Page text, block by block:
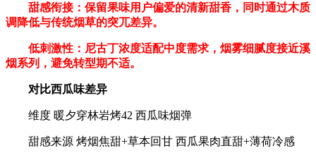
甜感衔接‌：保留果味用户偏爱的清新甜香，同时通过木质
调降低与传统烟草的突兀差异。
低刺激性‌：尼古丁浓度适配中度需求，烟雾细腻度接近溪
烟系列，避免转型期不适。
对比西瓜味差异‌
维度‌ ‌暖夕穿林岩烤42‌ ‌西瓜味烟弹‌
甜感来源‌ 烤烟焦甜+草本回甘 西瓜果肉直甜+薄荷冷感